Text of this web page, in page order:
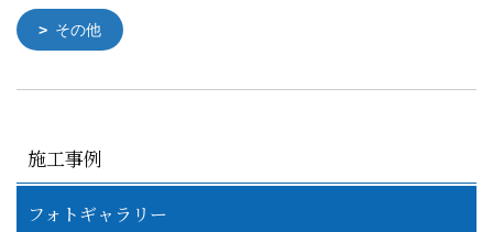
その他
施工事例
フォトギャラリー